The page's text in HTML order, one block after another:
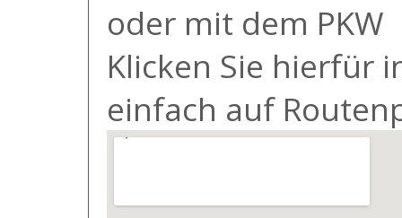
oder mit dem PKW
Klicken Sie hierfür
einfach auf